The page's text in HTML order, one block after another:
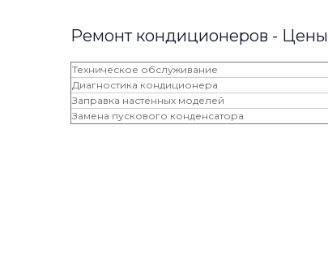
Ремонт кондиционеров - Цены
Техническое обслуживание
Диагностика кондиционера
Заправка настенных моделей
Замена пускового конденсатора